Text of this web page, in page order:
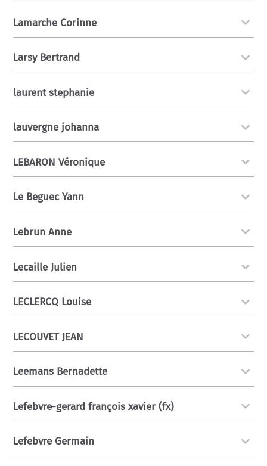
Lamarche Corinne
Larsy Bertrand
laurent stephanie
lauvergne johanna
LEBARON Véronique
Le Beguec Yann
Lebrun Anne
Lecaille Julien
LECLERCQ Louise
LECOUVET JEAN
Leemans Bernadette
Lefebvre-gerard françois xavier (fx)
Lefebvre Germain